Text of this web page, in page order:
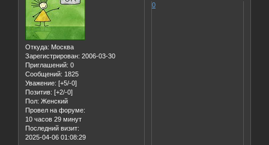
Откуда: Москва
Зарегистрирован: 2006-03-30
Приглашений: 0
Сообщений: 1825
Уважение: [+5/-0]
Позитив: [+2/-0]
Пол: Женский
Провел на форуме:
10 часов 29 минут
Последний визит:
2025-04-06 01:08:29
0